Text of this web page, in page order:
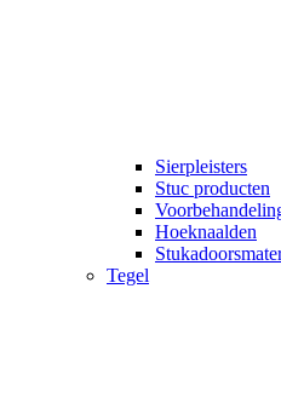
Sierpleisters
Stuc producten
Hoeknaalden
Tegel